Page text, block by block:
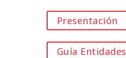
Presentación
Guía Entidades